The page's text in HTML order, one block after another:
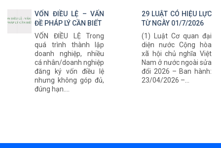
VỐN ĐIỀU LỆ – VẤN
ĐỀ PHÁP LÝ CẦN BIẾT
VỐN ĐIỀU LỆ Trong
quá trình thành lập
doanh nghiệp, nhiều
cá nhân/doanh nghiệp
đăng ký vốn điều lệ
nhưng không góp đủ,
đúng hạn....
29 LUẬT CÓ HIỆU LỰC
TỪ NGÀY 01/7/2026
(1) Luật Cơ quan đại
diện nước Cộng hòa
xã hội chủ nghĩa Việt
Nam ở nước ngoài sửa
đổi 2026 – Ban hành:
23/04/2026 –...